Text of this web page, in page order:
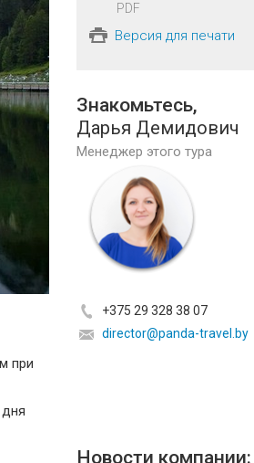
при
PDF
Версия для печати
Знакомьтесь,
Дарья Демидович
Менеджер этого тура
+375 29 328 38 07
director@panda-travel.by
Новости компании: